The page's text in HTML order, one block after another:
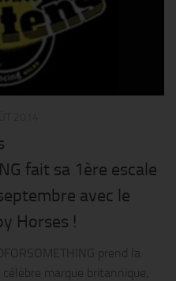
fait sa 1ère escale
avec le
Horses !
prend la
marque britannique,